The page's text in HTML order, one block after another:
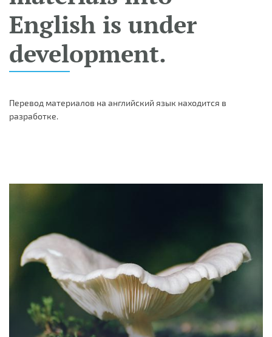
English is under
development.
Перевод материалов на английский язык находится в
разработке.